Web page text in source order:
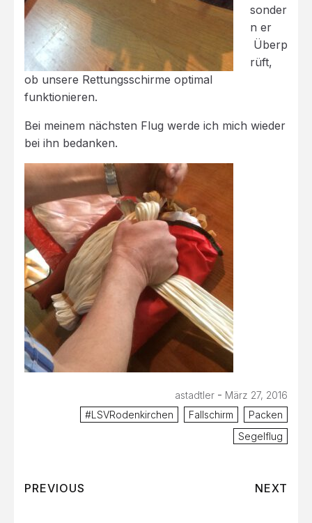
sonder
n er
Überp
rüft,
ob unsere Rettungsschirme optimal
funktionieren.
Bei meinem nächsten Flug werde ich mich wieder
bei ihn bedanken.
astadtler - März 27, 2016
#LSVRodenkirchen
Fallschirm
Packen
Segelflug
PREVIOUS NEXT